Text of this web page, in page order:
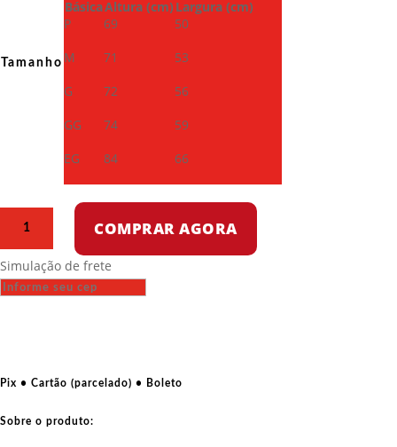
Tamanho
BásicaAltura (cm) Largura (cm)
P
69
50
M
71
53
G
72
56
GG
74
59
EG
84 66
-
Ainda
a
quantidade
COMPRAR AGORA
Simulação de frete
Pix • Cartão (parcelado) • Boleto
Sobre o produto: